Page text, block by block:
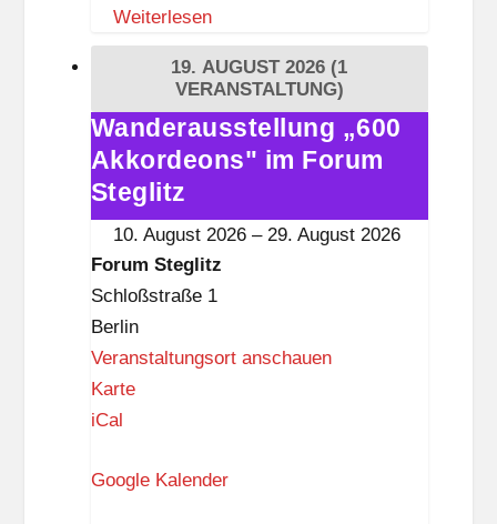
a
a
e
a
n
k
w
i
t
z
Weiterlesen
19. AUGUST 2026 (1
VERANSTALTUNG)
Wanderausstellung
„600
Akkordeons"
im
Wanderausstellung „600
Akkordeons" im Forum
Steglitz
10. August 2026 – 29. August 2026
Forum Steglitz
Schloßstraße 1
Berlin
Veranstaltungsort anschauen
KarteF
u
iCal
Google Kalender